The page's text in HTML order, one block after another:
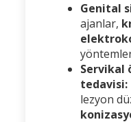
Genital
ajanlar,
Servikal
tedavisi:
lezyon